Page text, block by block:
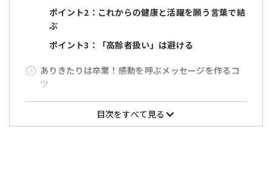
ポイント2：これからの健康と活躍を願う言葉で結
ぶ
ポイント3：「高齢者扱い」は避ける
ありきたりは卒業！感動を呼ぶメッセージを作るコ
ツ
ステップ1：相手との「一番の思い出」を書き出す
ステップ2：「感謝・尊敬している点」を具体化す
目次をすべて見る